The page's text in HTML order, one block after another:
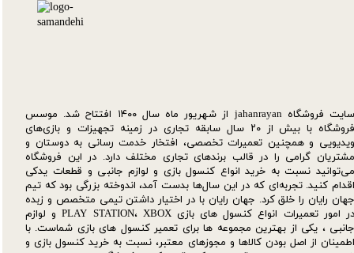
سایت فروشگاه jahanrayan از شهریور ماه سال ۱۴۰۰ افتتاح شد. موسس
فروشگاه با بیش از ۲۰ سال سابقه تجاری در زمینه تجهیزات و بازی‌های
ویدیویی و همچنین تعمیرات تخصصی، افتخار خدمت رسانی به دوستان و
مشتریان گرامی را در قالب برندهای تجاری مختلف دارد. در این فروشگاه
می‌توانید نسبت به خرید انواع کنسول بازی و لوازم جانبی و قطعات یدکی‌
اقدام کنید. تجربه‌ای که در این سال‌ها بدست آمد، اندوخته بزرگی بود که تیم
جهان رایان را خلق کرد. جهان رایان با در اختیار داشتن تیمی متخصص و زبده
در امور تعمیرات انواع کنسول های بازی PLAY STATION، XBOX و لوازم
جانبی ، یکی از بهترین مجموعه ها برای تعمیر کنسول های بازی شماست. با
اطمینان از اصل بودن کالاها و مجوزهای معتبر، نسبت به خرید کنسول بازی و